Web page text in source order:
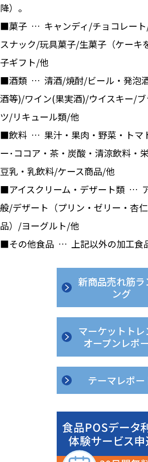
降）。
■菓子 … キャンディ/チョコレー
スナック/玩具菓子/生菓子（ケーキ
子ギフト/他
■酒類 … 清酒/焼酎/ビール・発泡
酒等)/ワイン(果実酒)/ウイスキー/
ツ/リキュール類/他
■飲料 … 果汁・果肉・野菜・トマ
ー･ココア・茶・炭酸・清涼飲料・
豆乳・乳飲料/ケース商品/他
■アイスクリーム・デザート類 …
般/デザート（プリン・ゼリー・杏
品）/ヨーグルト/他
■その他食品 … 上記以外の加工食
新商品売れ筋ラ
ング
マーケットトレ
オープンレポ
テーマレポー